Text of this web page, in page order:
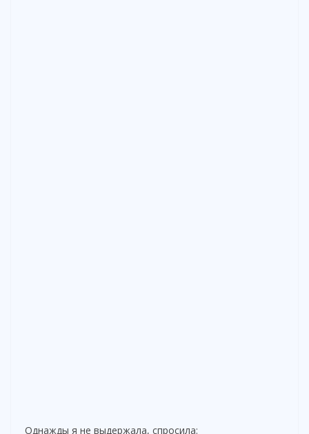
Однажды я не выдержала, спросила: